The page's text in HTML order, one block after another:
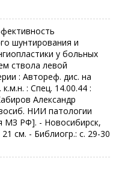
шунтирования и
у больных
ствола левой
: Автореф. дис. на
к.м.н. : Спец. 14.00.44 :
Александр
НИИ патологии
МЗ РФ]. - Новосибирск,
21 см. - Библиогр.: с. 29-30